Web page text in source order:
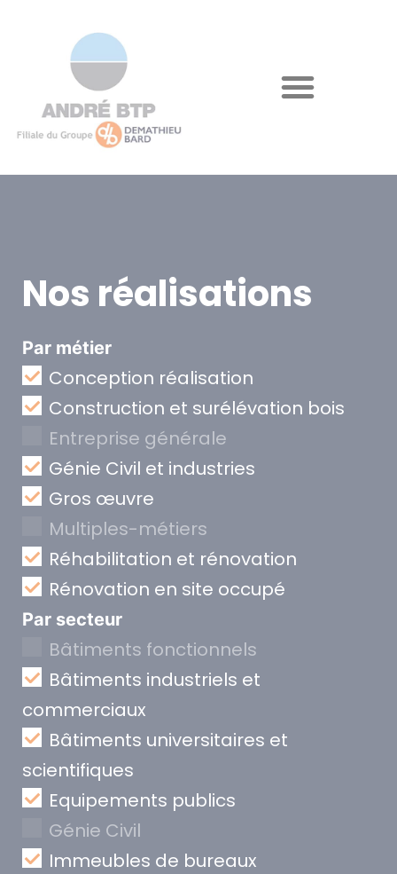
Nos réalisations
Par métier
Conception réalisation
Construction et surélévation bois
Entreprise générale
Génie Civil et industries
Gros œuvre
Multiples-métiers
Réhabilitation et rénovation
Rénovation en site occupé
Par secteur
Bâtiments fonctionnels
Bâtiments industriels et
commerciaux
Bâtiments universitaires et
scientifiques
Equipements publics
Génie Civil
Immeubles de bureaux